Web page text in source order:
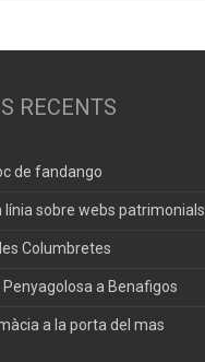
RECENTS
de fandango
línia sobre webs patrimonials
Columbretes
a Benafigos
a la porta del mas